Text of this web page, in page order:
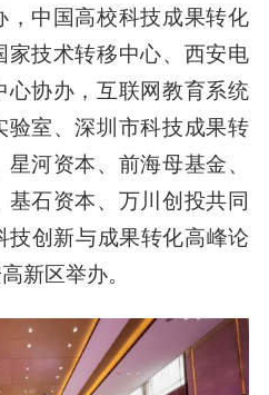
，中国高校科技成果转化
技术转移中心、西安电
协办，互联网教育系统
室、深圳市科技成果转
河资本、前海母基金、
石资本、万川创投共同
技创新与成果转化高峰论
新区举办。